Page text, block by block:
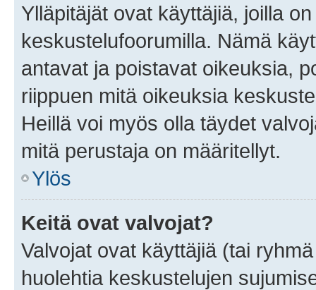
Ylläpitäjät ovat käyttäjiä, joilla
keskustelufoorumilla. Nämä
antavat ja poistavat oikeuksia,
riippuen mitä oikeuksia
Heillä voi myös olla täydet
mitä perustaja on määritellyt.
Ylös
Keitä ovat valvojat?
Valvojat ovat käyttäjiä (tai
huolehtia keskustelujen